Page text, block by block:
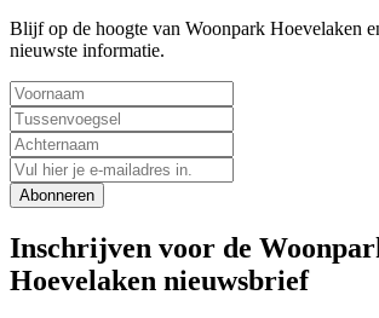
Blijf op de hoogte van Woonpark Hoevelaken
nieuwste informatie.
Abonneren
Inschrijven voor de
Hoevelaken nieuwsbrief